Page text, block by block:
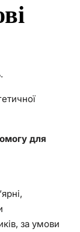
для
за умови